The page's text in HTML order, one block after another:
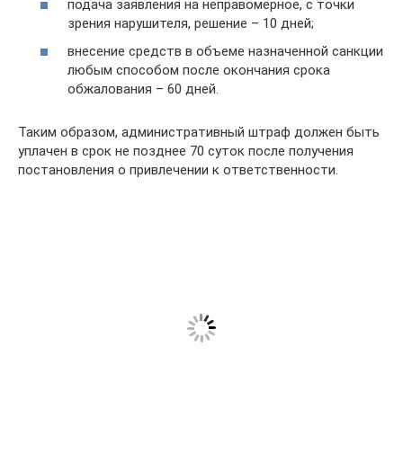
подача заявления на неправомерное, с точки
зрения нарушителя, решение – 10 дней;
внесение средств в объеме назначенной санкции
любым способом после окончания срока
обжалования – 60 дней.
Таким образом, административный штраф должен быть
уплачен в срок не позднее 70 суток после получения
постановления о привлечении к ответственности.